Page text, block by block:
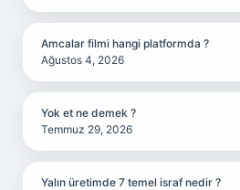
Amcalar filmi hangi platformda ?
Ağustos 4, 2026
Yok et ne demek ?
Temmuz 29, 2026
Yalın üretimde 7 temel israf nedir ?